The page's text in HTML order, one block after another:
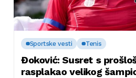
Sportske vesti Tenis
Đoković: Susret s
rasplakao velikog